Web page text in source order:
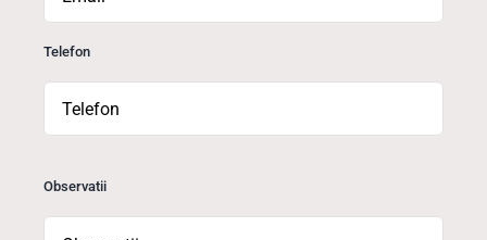
Telefon
Observatii